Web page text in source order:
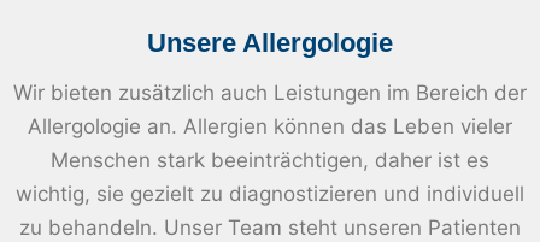
Unsere Allergologie
Wir bieten zusätzlich auch Leistungen im Bereich der
Allergologie an. Allergien können das Leben vieler
Menschen stark beeinträchtigen, daher ist es
wichtig, sie gezielt zu diagnostizieren und individuell
zu behandeln. Unser Team steht unseren Patienten